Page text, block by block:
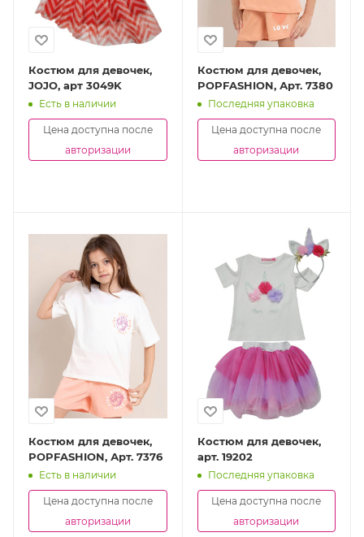
Костюм для девочек,
JOJO, арт 3049K
Есть в наличии
Цена доступна после
авторизации
Костюм для девочек,
POPFASHION, Арт. 7380
Последняя упаковка
Цена доступна после
авторизации
Костюм для девочек,
POPFASHION, Арт. 7376
Есть в наличии
Цена доступна после
авторизации
Костюм для девочек,
арт. 19202
Последняя упаковка
Цена доступна после
авторизации